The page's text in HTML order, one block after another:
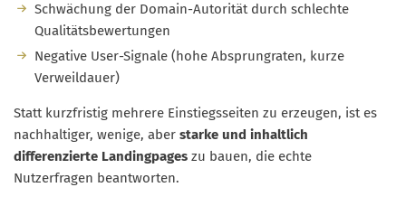
Schwächung der Domain-Autorität durch schlechte
Qualitätsbewertungen
Negative User-Signale (hohe Absprungraten, kurze
Verweildauer)
Statt kurzfristig mehrere Einstiegsseiten zu erzeugen, ist es
nachhaltiger, wenige, aber starke und inhaltlich
differenzierte Landingpages zu bauen, die echte
Nutzerfragen beantworten.